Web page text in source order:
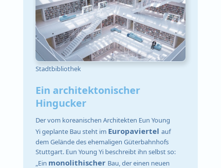
Stadtbibliothek
Ein architektonischer
Hingucker
Der vom koreanischen Architekten Eun Young
Yi geplante Bau steht im Europaviertelauf
dem Gelände des ehemaligen Güterbahnhofs
Stuttgart. Eun Young Yi beschreibt ihn selbst so:
„Ein monolithischer Bau, der einen neuen